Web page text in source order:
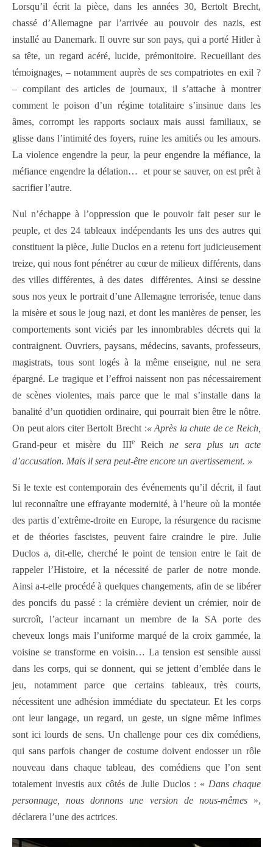
Lorsqu’il écrit la pièce, dans les années 30, Bertolt Brecht,
chassé d’Allemagne par l’arrivée au pouvoir des nazis, est
installé au Danemark. Il ouvre sur son pays, qui a porté Hitler à
sa tête, un regard acéré, lucide, prémonitoire. Recueillant des
témoignages, – notamment auprès de ses compatriotes en exil ?
– compilant des articles de journaux, il s’attache à montrer
comment le poison d’un régime totalitaire s’insinue dans les
âmes, corrompt les rapports sociaux mais aussi familiaux, se
glisse dans l’intimité des foyers, ruine les amitiés ou les amours.
La violence engendre la peur, la peur engendre la méfiance, la
méfiance engendre la délation… et pour se sauver, on est prêt à
sacrifier l’autre.
Nul n’échappe à l’oppression que le pouvoir fait peser sur le
peuple, et des 24 tableaux indépendants les uns des autres qui
constituent la pièce, Julie Duclos en a retenu fort judicieusement
treize, qui nous font pénétrer au cœur de milieux différents, dans
des villes différentes, à des dates
différentes. Ainsi se dessine
sous nos yeux le portrait d’une Allemagne terrorisée, tenue dans
la misère et sous le joug nazi, et dont les manières de penser, les
comportements sont viciés par les innombrables décrets qui la
contraignent. Ouvriers, paysans, médecins, savants, professeurs,
magistrats, tous sont logés à la même enseigne, nul ne sera
épargné. Le tragique et l’effroi naissent non pas nécessairement
de scènes violentes, mais parce que le mal s’installe dans la
banalité d’un quotidien ordinaire, qui pourrait bien être le nôtre.
On peut alors citer Bertolt Brecht :« Après la chute de ce Reich,
Grand-peur et misère du IIIe Reich ne sera plus un acte
d’accusation. Mais il sera peut-être encore un avertissement. »
Si le texte est contemporain des événements qu’il décrit, il faut
lui reconnaître une effrayante modernité, à l’heure où la montée
des partis d’extrême-droite en Europe, la résurgence du racisme
et de théories fascistes, peuvent faire craindre le pire. Julie
Duclos a, dit-elle, cherché le point de tension entre le fait de
rappeler l’Histoire, et la nécessité de parler de notre monde.
Ainsi a-t-elle procédé à quelques changements, afin de se libérer
des poncifs du passé : la crémière devient un crémier, noir de
surcroît, l’acteur incarnant un membre de la SA porte des
cheveux longs mais l’uniforme marqué de la croix gammée, la
voisine se transforme en voisin… La tension est sensible aussi
dans les corps, qui se donnent, qui se jettent d’emblée dans le
jeu, notamment parce que certains tableaux, très courts,
nécessitent une adhésion immédiate du spectateur. Et les corps
ont leur langage, un regard, un geste, un signe même infimes
sont ici lourds de sens. Un challenge pour ces dix comédiens,
qui sans parfois changer de costume doivent endosser un rôle
nouveau dans chaque tableau, des comédiens que l’on sent
totalement investis aux côtés de Julie Duclos : « Dans chaque
personnage, nous donnons une version de nous-mêmes»,
déclarera l’une des actrices.